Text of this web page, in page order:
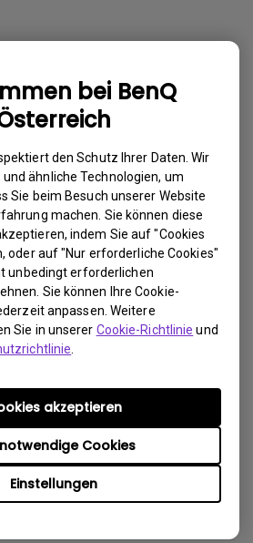
bei BenQ
den Schutz Ihrer Daten. Wir
ähnliche Technologien, um
Sie beim Besuch unserer Website
machen. Sie können diese
indem Sie auf "Cookies
oder auf "Nur erforderliche Cookies"
unbedingt erforderlichen
Sie können Ihre Cookie-
anpassen. Weitere
Sie in unserer Cookie-Richtlinie und
Einstellungen
Cookies
akzeptieren
Download